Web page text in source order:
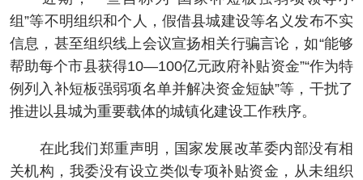
组”等不明组织和个人，假借县城建设等名义发布不实
信息，甚至组织线上会议宣扬相关行骗言论，如“能够
帮助每个市县获得10—100亿元政府补贴资金”“作为特
例列入补短板强弱项名单并解决资金短缺”等，干扰了
推进以县城为重要载体的城镇化建设工作秩序。
在此我们郑重声明，国家发展改革委内部没有相
关机构，我委没有设立类似专项补贴资金，从未组织